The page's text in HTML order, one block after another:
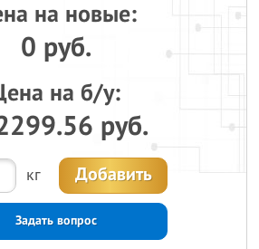
на новые:
0 руб.
на б/у:
руб.
кг Добавить
Задать вопрос